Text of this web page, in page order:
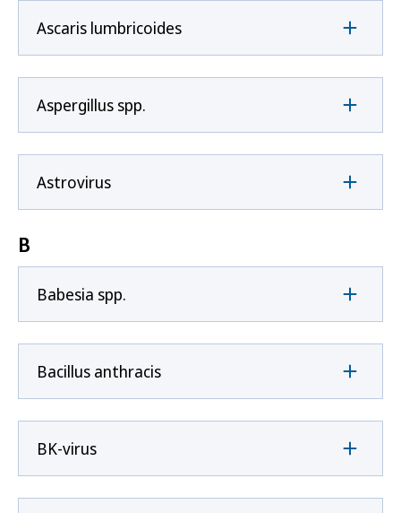
Ascaris lumbricoides
Aspergillus spp.
Astrovirus
B
Babesia spp.
Bacillus anthracis
BK-virus